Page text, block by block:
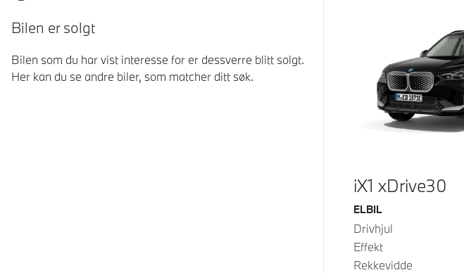
Bilen er solgt
Bilen som du har vist interesse for er dessverre blitt solgt.
Her kan du se andre biler, som matcher ditt søk.
iX1 xDrive30
Drivstoff
ELBIL
Drivhjul
Effekt
Rekkevidde